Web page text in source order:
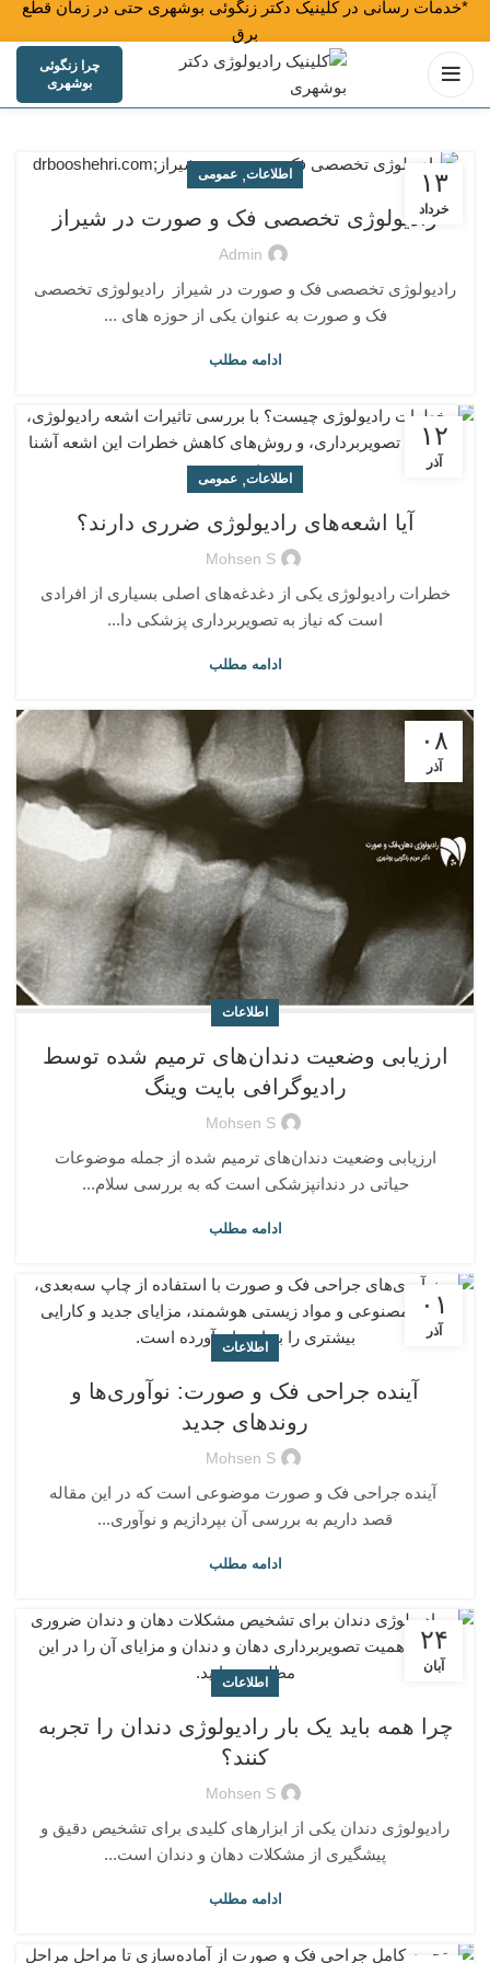
*خدمات رسانی در کلینیک دکتر زنگوئی بوشهری حتی در زمان قطع
برق هم ان
چرا زنگوئی
بوشهری
۱۳
خرداد
اطلاعات, عمومی
رادیولوژی تخصصی فک و صورت در شیراز
Admin
رادیولوژی تخصصی فک و صورت در شیراز رادیولوژی تخصصی
فک و صورت به عنوان یکی از حوزه ‌های ...
ادامه مطلب
۱۲
آذر
اطلاعات, عمومی
آیا اشعه‌های رادیولوژی ضرری دارند؟
Mohsen S
خطرات رادیولوژی یکی از دغدغه‌های اصلی بسیاری از افرادی
است که نیاز به تصویربرداری پزشکی دا...
ادامه مطلب
۰۸
آذر
اطلاعات
ارزیابی وضعیت دندان‌های ترمیم شده توسط
رادیوگرافی بایت وینگ
Mohsen S
ارزیابی وضعیت دندان‌های ترمیم شده از جمله موضوعات
حیاتی در دندانپزشکی است که به بررسی سلام...
ادامه مطلب
۰۱
آذر
اطلاعات
آینده جراحی فک و صورت: نوآوری‌ها و
روندهای جدید
Mohsen S
آینده جراحی فک و صورت موضوعی است که در این مقاله
قصد داریم به بررسی آن بپردازیم و نوآوری‌...
ادامه مطلب
۲۴
آبان
اطلاعات
چرا همه باید یک بار رادیولوژی دندان را تجربه
کنند؟
Mohsen S
رادیولوژی دندان یکی از ابزارهای کلیدی برای تشخیص دقیق و
پیشگیری از مشکلات دهان و دندان است...
ادامه مطلب